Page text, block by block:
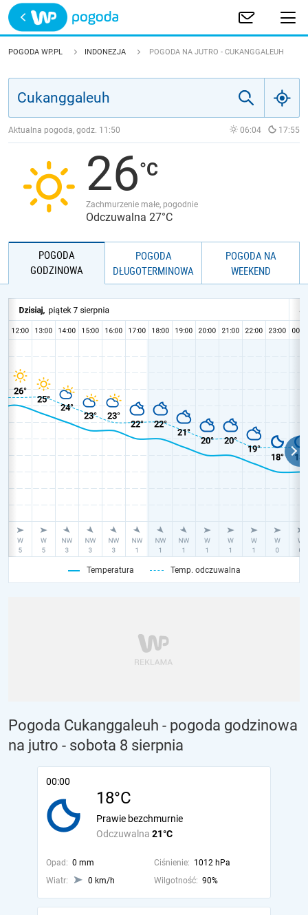
Trwa ładowanie
POLSKA
JAKOŚĆ POWIETRZA
POGODA WP.PL INDONEZJA POGODA NA JUTRO - CUKANGGALEUH
Aktualna pogoda, godz. 11:50 06:04 17:55
26
Zachmurzenie małe, pogodnie
Odczuwalna 27°C
POGODA
GODZINOWA
POGODA
DŁUGOTERMINOWA
POGODA NA
WEEKEND
Temperatura Temp. odczuwalna
Pogoda Cukanggaleuh - pogoda godzinowa
na jutro - sobota 8 sierpnia
00:00
18°C
Odczuwalna 21°C
Prawie bezchmurnie
Opad: 0 mm Ciśnienie: 1012 hPa
Wiatr:
0 km/h Wilgotność: 90%